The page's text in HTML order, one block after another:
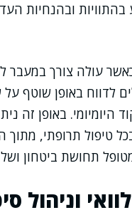
בהתוויות ובהנחיות
עולה צורך במעבר
לדווח באופן שוטף
היומיומי. באופן זה
טיפול תרופתי,
תחושת ביטחון
וניהול